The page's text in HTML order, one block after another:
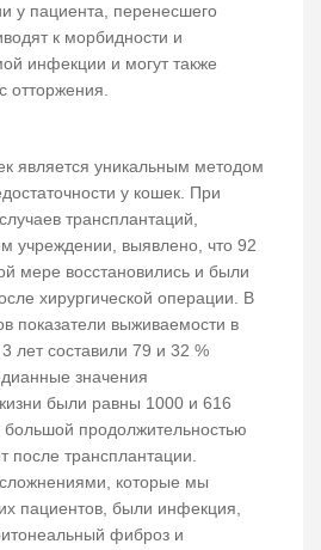
у пациента, перенесшего
к морбидности и
инфекции и могут также
отторжения.
является уникальным методом
у кошек. При
трансплантаций,
учреждении, выявлено, что 92
мере восстановились и были
хирургической операции. В
показатели выживаемости в
лет составили 79 и 32 %
значения
были равны 1000 и 616
продолжительностью
после трансплантации.
которые мы
пациентов, были инфекция,
фиброз и